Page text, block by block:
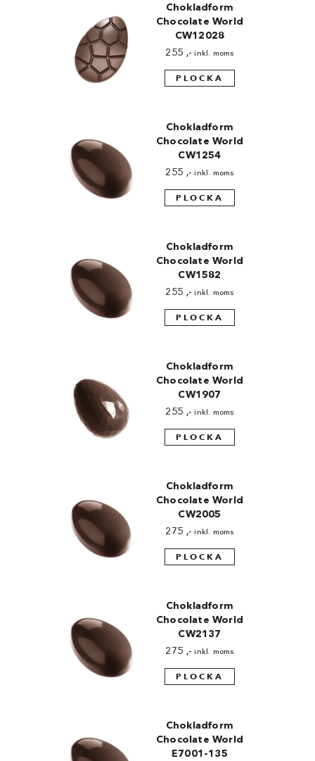
Chokladform
Chocolate World
CW12028
255 ,- inkl. moms
PLOCKA
Chokladform
Chocolate World
CW1254
255 ,- inkl. moms
PLOCKA
Chokladform
Chocolate World
CW1582
255 ,- inkl. moms
PLOCKA
Chokladform
Chocolate World
CW1907
255 ,- inkl. moms
PLOCKA
Chokladform
Chocolate World
CW2005
275 ,- inkl. moms
PLOCKA
Chokladform
Chocolate World
CW2137
275 ,- inkl. moms
PLOCKA
Chokladform
Chocolate World
E7001-135